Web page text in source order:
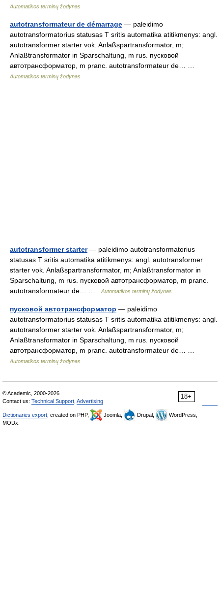
Automatikos terminų žodynas
autotransformateur de démarrage — paleidimo
autotransformatorius statusas T sritis automatika atitikmenys: angl.
autotransformer starter vok. Anlaßspartransformator, m;
Anlaßtransformator in Sparschaltung, m rus. пусковой
автотрансформатор, m pranc. autotransformateur de… …
Automatikos terminų žodynas
autotransformer starter— paleidimo autotransformatorius
statusas T sritis automatika atitikmenys: angl. autotransformer
starter vok. Anlaßspartransformator, m; Anlaßtransformator in
Sparschaltung, m rus. пусковой автотрансформатор, m pranc.
autotransformateur de… …
Automatikos terminų žodynas
пусковой автотрансформатор — paleidimo
autotransformatorius statusas T sritis automatika atitikmenys: angl.
autotransformer starter vok. Anlaßspartransformator, m;
Anlaßtransformator in Sparschaltung, m rus. пусковой
автотрансформатор, m pranc. autotransformateur de… …
Automatikos terminų žodynas
18+
© Academic, 2000-2026
Contact us: Technical Support Advertising
Dictionaries export , created on PHP, Joomla, Drupal,
WordPress,
MODx.